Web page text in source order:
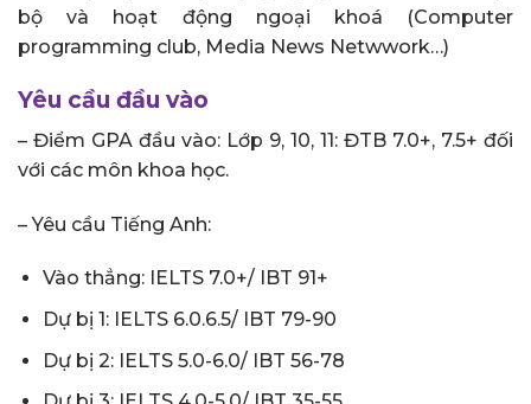
bộ và hoạt động ngoại khoá (Computer
programming club, Media News Netwwork…)
Yêu cầu đầu vào
– Điểm GPA đầu vào: Lớp 9, 10, 11: ĐTB 7.0+, 7.5+ đối
với các môn khoa học.
– Yêu cầu Tiếng Anh:
Vào thẳng: IELTS 7.0+/ IBT 91+
Dự bị 1: IELTS 6.0.6.5/ IBT 79-90
Dự bị 2: IELTS 5.0-6.0/ IBT 56-78